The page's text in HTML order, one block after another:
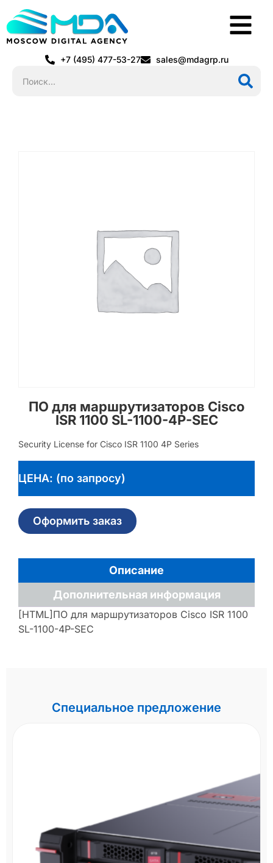
+7 (495) 477-53-27 sales@mdagrp.ru
ПО для маршрутизаторов Cisco
ISR 1100 SL-1100-4P-SEC
Security License for Cisco ISR 1100 4P Series
ЦЕНА: (по запросу)
Оформить заказ
Описание
Дополнительная информация
[HTML]ПО для маршрутизаторов Cisco ISR 1100
SL-1100-4P-SEC
Специальное предложение